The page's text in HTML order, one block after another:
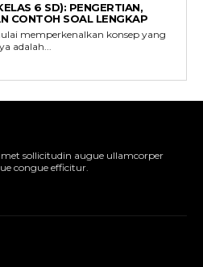
6 SD): PENGERTIAN,
CONTOH SOAL LENGKAP
memperkenalkan konsep yang
adalah...
sollicitudin augue ullamcorper
congue efficitur.